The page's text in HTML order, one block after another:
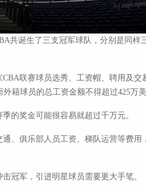
诞生了三支冠军球队，分别是同样
联赛球员选秀、工资帽、聘用及交
籍球员的总工资金额不得超过425万
奖金可能很容易就超过千万元。
俱乐部人员工资、梯队运营等费用
军，引进明星球员需要更大手笔。